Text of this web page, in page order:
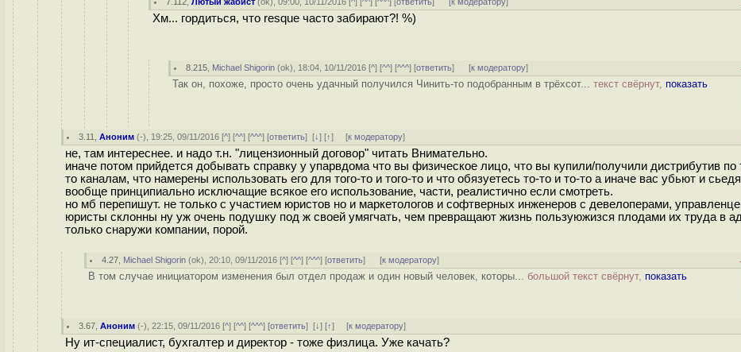
Хм... гордиться, что resque часто забирают?! %)
8.215 Michael Shigorin (ok), 18:04, 10/11/2016 [^] [^^] [^^^] [ответить] [к модератору]
Так он, похоже, просто очень удачный получился Чинить-то подобранным в трёхсот... текст свёрнут, показать
3.11 ,Аноним (-), 19:25, 09/11/2016 [^] [^^] [^^^] [ответить][↓] [↑] [к модератору]
не, там интереснее. и надо т.н. "лицензионный договор" читать Внимательно.
иначе потом прийдется добывать справку у упарвдома что вы физическое лицо, что вы купили/получили дистрибутив по
то каналам, что намерены использовать его для того-то и того-то и что обязуетесь то-то и то-то а иначе вас убьют и
вообще принципиально исключащие всякое его использование, части, реалистично если смотреть.
но мб перепишут. не только с участием юристов но и маркетологов и софтверных инженеров с девелоперами,
юристы склонны ну уж очень подушку под ж своей умягчать, чем превращают жизнь пользуюжизся плодами их труда в
только снаружи компании, порой.
4.27 Michael Shigorin (ok), 20:10, 09/11/2016 [^] [^^] [^^^] [ответить] [к модератору]
В том случае инициатором изменения был отдел продаж и один новый человек, которы... большой текст свёрнут, показать
3.67 ,Аноним (-), 22:15, 09/11/2016 [^] [^^] [^^^] [ответить][↓] [↑] [к модератору]
Ну ит-специалист, бухгалтер и директор - тоже физлица. Уже качать?